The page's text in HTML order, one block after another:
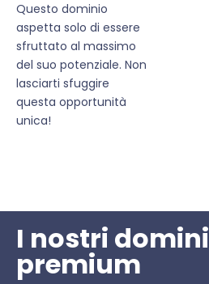
Questo dominio
aspetta solo di essere
sfruttato al massimo
del suo potenziale. Non
lasciarti sfuggire
questa opportunità
unica!
I nostri domini
premium